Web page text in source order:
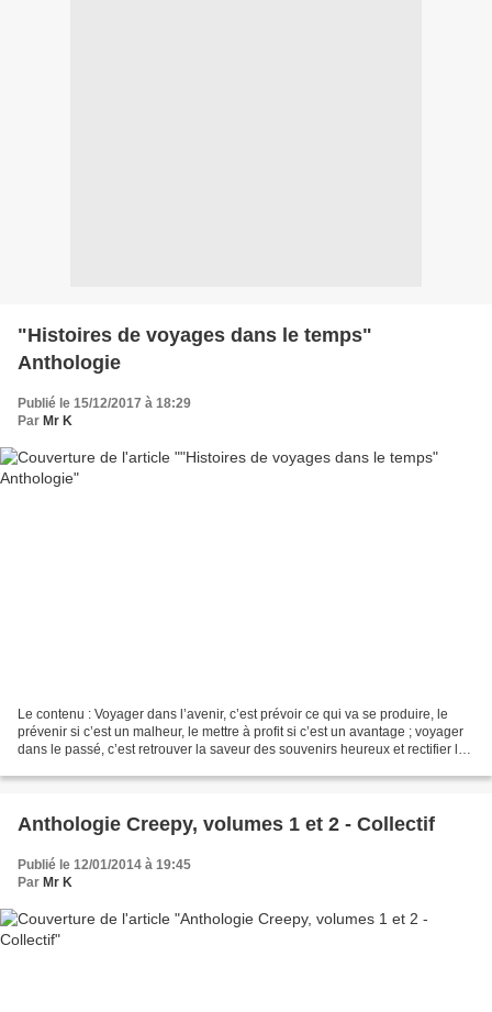
"Histoires de voyages dans le temps"
Anthologie
Publié le 15/12/2017 à 18:29
Par Mr K
Le contenu : Voyager dans l’avenir, c’est prévoir ce qui va se produire, le
prévenir si c’est un malheur, le mettre à profit si c’est un avantage ; voyager
dans le passé, c’est retrouver la saveur des souvenirs heureux et rectifier les
Anthologie Creepy, volumes 1 et 2 - Collectif
Publié le 12/01/2014 à 19:45
Par Mr K